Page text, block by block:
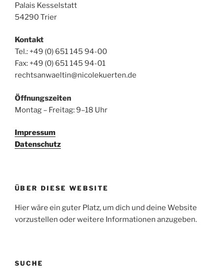
Palais Kesselstatt
54290 Trier
Kontakt
Tel.: +49 (0) 651 145 94-00
Fax: +49 (0) 651 145 94-01
rechtsanwaeltin@nicolekuerten.de
Öffnungszeiten
Montag – Freitag: 9–18 Uhr
Impressum
Datenschutz
ÜBER DIESE WEBSITE
Hier wäre ein guter Platz, um dich und deine Website
vorzustellen oder weitere Informationen anzugeben.
SUCHE